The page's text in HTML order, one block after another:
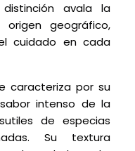
avala la
geográfico,
cuidado en cada
caracteriza por su
intenso de la
de especias
Su textura